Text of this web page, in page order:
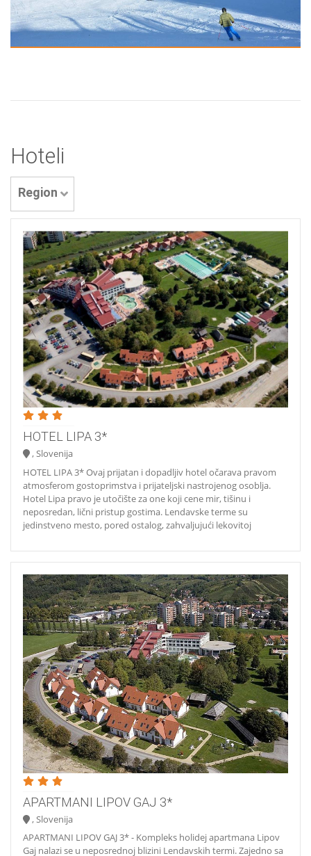
Hoteli
Region
HOTEL LIPA 3*
, Slovenija
HOTEL LIPA 3* Ovaj prijatan i dopadljiv hotel očarava pravom
atmosferom gostoprimstva i prijateljski nastrojenog osoblja.
Hotel Lipa pravo je utočište za one koji cene mir, tišinu i
neposredan, lični pristup gostima. Lendavske terme su
jedinstveno mesto, pored ostalog, zahvaljujući lekovitoj
APARTMANI LIPOV GAJ 3*
, Slovenija
APARTMANI LIPOV GAJ 3* - Kompleks holidej apartmana Lipov
Gaj nalazi se u neposrednoj blizini Lendavskih termi. Zajedno sa